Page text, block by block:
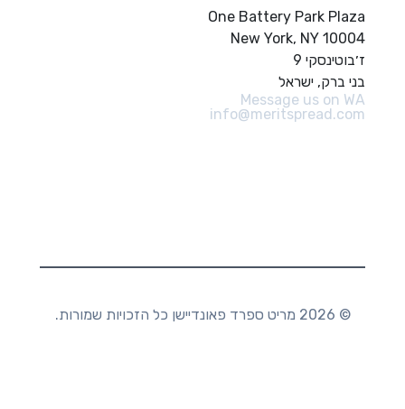
One Battery Park Plaza
New York, NY 10004
ז׳בוטינסקי 9
בני ברק, ישראל
Message us on WA
info@meritspread.com
© 2026 מריט ספרד פאונדיישן כל הזכויות שמורות.